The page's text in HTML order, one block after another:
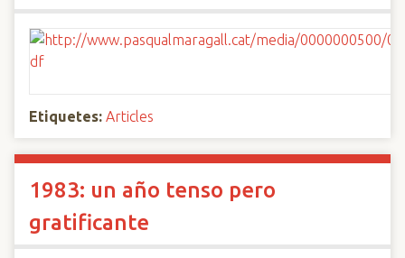
Etiquetes: Articles
1983: un año tenso pero
gratificante